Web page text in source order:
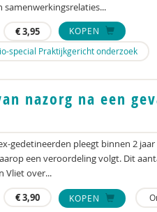
€3,95
KOPEN
special Praktijkgericht onderzoek
nazorg na een
gedetineerden pleegt binnen 2
een veroordeling volgt. Dit
Vliet over...
€3,90 KOPEN